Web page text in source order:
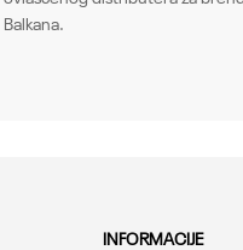
Balkana.
INFORMACIJE